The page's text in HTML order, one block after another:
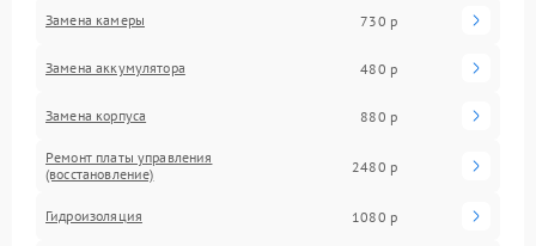
Замена камеры 730 р
Замена аккумулятора 480 р
Замена корпуса 880 р
Ремонт платы управления
(восстановление)
2480 р
Гидроизоляция 1080 р